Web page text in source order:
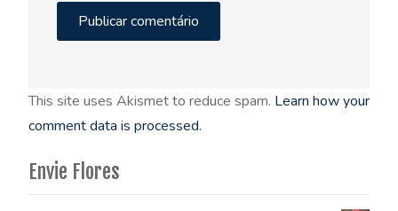
This site uses Akismet to reduce spam. Learn how your
comment data is processed.
Envie Flores